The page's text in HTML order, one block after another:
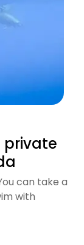
private
can take a
with